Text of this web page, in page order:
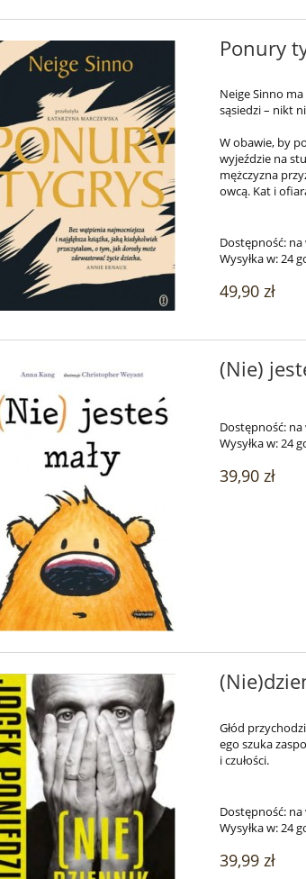
Ponury
Neige Sinno
sąsiedzi – nikt
W obawie, by
wyjeździe na
mężczyzna
owcą. Kat i
Dostępność: na
Wysyłka w:24
49,90 zł
(Nie)
Dostępność: na
Wysyłka w:24
39,90 zł
Głód
ego szuka
i czułości.
Dostępność: na
Wysyłka w:24
39,99 zł